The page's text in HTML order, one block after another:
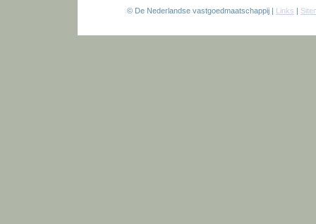
© De Nederlandse vastgoedmaatschappij | Links |